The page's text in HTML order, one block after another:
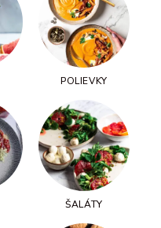
POLIEVKY
ŠALÁTY